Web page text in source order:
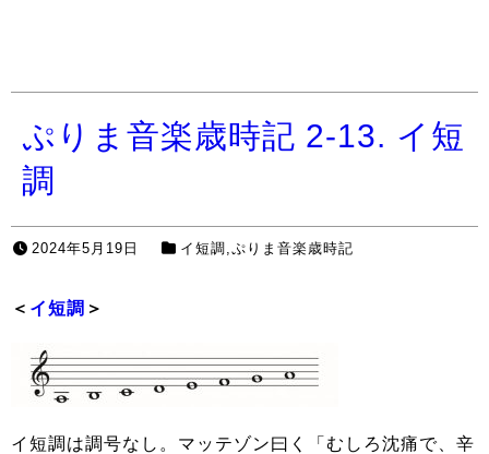
ぷりま音楽歳時記 2-13. イ短
調
2024年5月19日 イ短調 ,ぷりま音楽歳時記
＜ イ短調 ＞
イ短調は調号なし。マッテゾン曰く「むしろ沈痛で、辛